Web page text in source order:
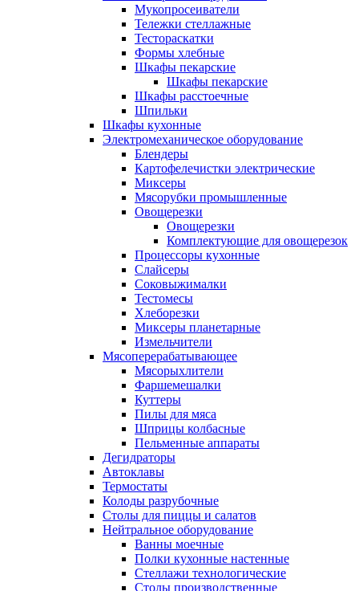
Мукопросеиватели
Тележки стеллажные
Тестораскатки
Формы хлебные
Шкафы пекарские
Шкафы пекарские
Шкафы расстоечные
Шпильки
Шкафы кухонные
Электромеханическое оборудование
Блендеры
Картофелечистки электрические
Миксеры
Мясорубки промышленные
Овощерезки
Овощерезки
Комплектующие для овощерезок
Процессоры кухонные
Слайсеры
Соковыжималки
Тестомесы
Хлеборезки
Миксеры планетарные
Измельчители
Мясоперерабатывающее
Мясорыхлители
Фаршемешалки
Куттеры
Пилы для мяса
Шприцы колбасные
Пельменные аппараты
Дегидраторы
Автоклавы
Термостаты
Колоды разрубочные
Столы для пиццы и салатов
Нейтральное оборудование
Ванны моечные
Полки кухонные настенные
Стеллажи технологические
Столы производственные